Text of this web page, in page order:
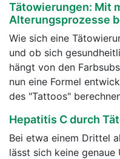
Tätowierungen: Mit
Alterungsprozesse
Wie sich eine
und ob sich
hängt von den
nun eine Formel
des "Tattoos"
Hepatitis C durch
Bei etwa einem Drittel
lässt sich keine